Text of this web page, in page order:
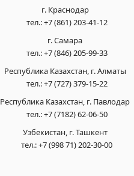
г. Краснодар
тел.:+7 (861) 203-41-12
г. Самара
тел.:+7 (846) 205-99-33
Республика Казахстан, г. Алматы
тел.:+7 (727) 379-15-22
Республика Казахстан, г. Павлодар
тел.:+7 (7182) 62-06-50
Узбекистан, г. Ташкент
тел.:+7 (998 71) 202-30-00